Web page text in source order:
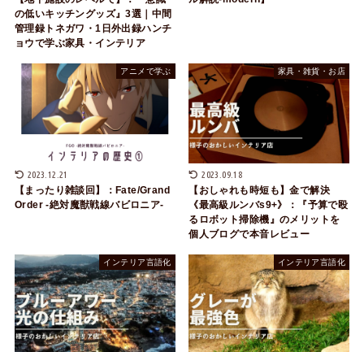
の低いキッチングッズ』3選｜中間
管理録トネガワ・1日外出録ハンチ
ョウで学ぶ家具・インテリア
アニメで学ぶ
2023.12.21
【まったり雑談回】：Fate/Grand
Order -絶対魔獣戦線バビロニア-
家具・雑貨・お店
2023.09.18
【おしゃれも時短も】金で解決
《最高級ルンバs9+》：『予算で殴
るロボット掃除機』のメリットを
個人ブログで本音レビュー
インテリア言語化 インテリア言語化